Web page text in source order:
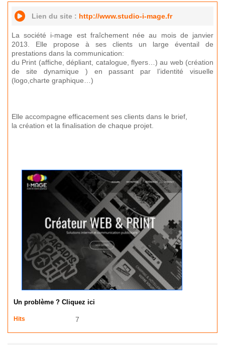
Lien du site : http://www.studio-i-mage.fr
La société i-mage est fraîchement née au mois de janvier
2013. Elle propose à ses clients un large éventail de
prestations dans la communication:
du Print (affiche, dépliant, catalogue, flyers…) au web (création
de site dynamique ) en passant par l’identité visuelle
(logo,charte graphique…)
Elle accompagne efficacement ses clients dans le brief,
la création et la finalisation de chaque projet.
Un problème ? Cliquez ici
Hits 7